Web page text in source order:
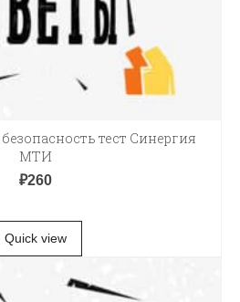
тест Синергия
МТИ
₽260
Quick view